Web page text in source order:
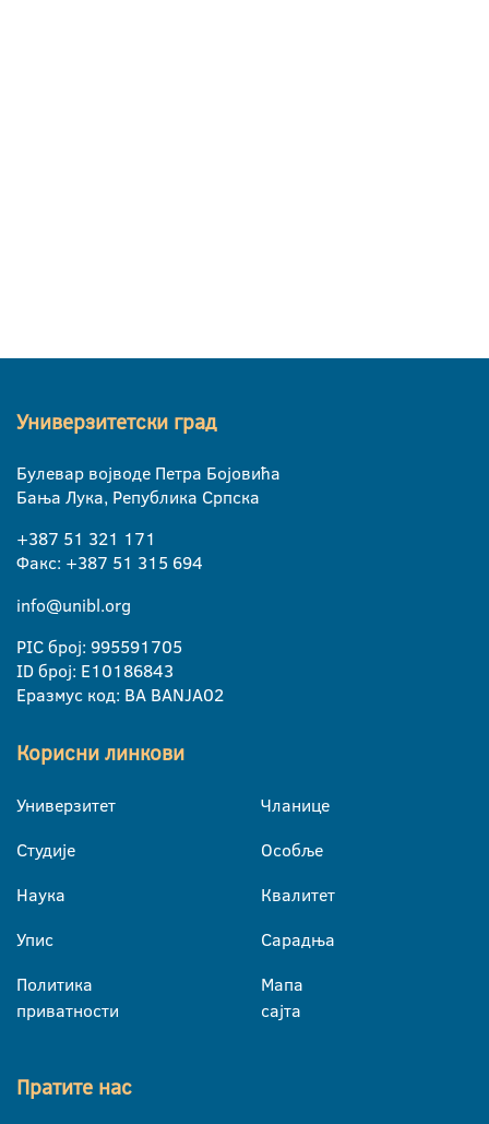
Универзитетски град
Булевар војводе Петра Бојовића
Бања Лука, Република Српска
+387 51 321 171
Факс: +387 51 315 694
info@unibl.org
PIC број: 995591705
ID број: E10186843
Еразмус код: BA BANJA02
Корисни линкови
Универзитет
Студије
Наука
Упис
Политика
приватности
Чланице
Особље
Квалитет
Сарадња
Мапа
сајта
Пратите нас